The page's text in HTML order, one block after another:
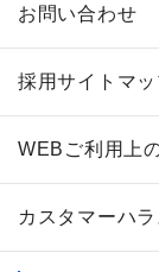
お問い合わせ
採用サイトマ
WEBご利用上
カスタマーハ